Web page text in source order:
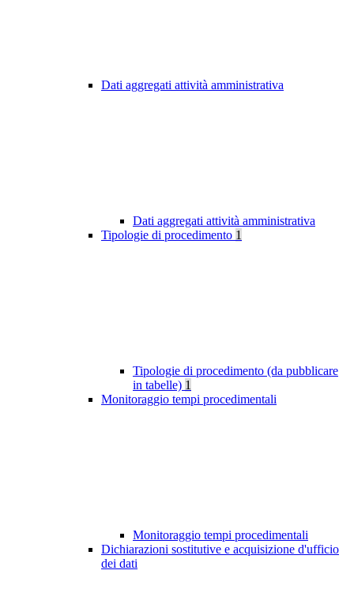
Dati aggregati attività amministrativa
Dati aggregati attività amministrativa
Tipologie di procedimento 1
Tipologie di procedimento (da pubblicare
in tabelle) 1
Monitoraggio tempi procedimentali
Monitoraggio tempi procedimentali
Dichiarazioni sostitutive e acquisizione d'ufficio
dei dati